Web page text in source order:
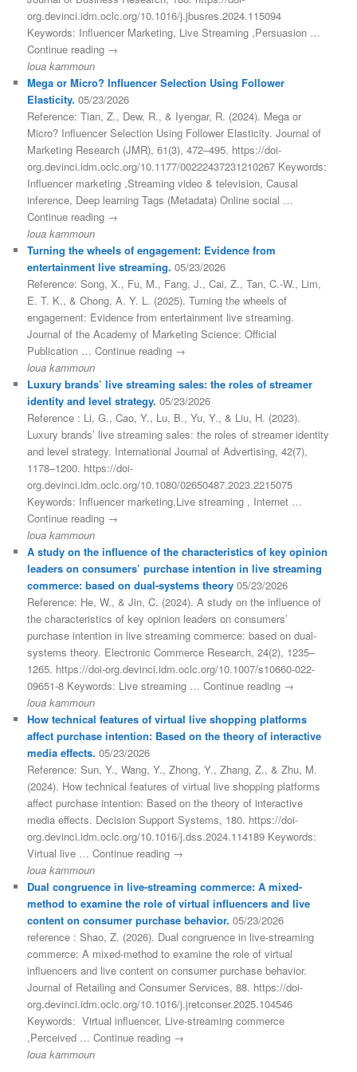
org.devinci.idm.oclc.org/10.1016/j.jbusres.2024.115094
Keywords: Influencer Marketing, Live Streaming ,Persuasion …
Continue reading →
loua kammoun
Mega or Micro? Influencer Selection Using Follower
Elasticity. 05/23/2026
Reference: Tian, Z., Dew, R., & Iyengar, R. (2024). Mega or
Micro? Influencer Selection Using Follower Elasticity. Journal of
Marketing Research (JMR), 61(3), 472–495. https://doi-
org.devinci.idm.oclc.org/10.1177/00222437231210267 Keywords:
Influencer marketing ,Streaming video & television, Causal
inference, Deep learning Tags (Metadata) Online social …
Continue reading →
loua kammoun
Turning the wheels of engagement: Evidence from
entertainment live streaming. 05/23/2026
Reference: Song, X., Fu, M., Fang, J., Cai, Z., Tan, C.-W., Lim,
E. T. K., & Chong, A. Y. L. (2025). Turning the wheels of
engagement: Evidence from entertainment live streaming.
Journal of the Academy of Marketing Science: Official
Publication … Continue reading →
loua kammoun
Luxury brands’ live streaming sales: the roles of streamer
identity and level strategy. 05/23/2026
Reference : Li, G., Cao, Y., Lu, B., Yu, Y., & Liu, H. (2023).
Luxury brands’ live streaming sales: the roles of streamer identity
and level strategy. International Journal of Advertising, 42(7),
1178–1200. https://doi-
org.devinci.idm.oclc.org/10.1080/02650487.2023.2215075
Keywords: Influencer marketing,Live streaming , Internet …
Continue reading →
loua kammoun
A study on the influence of the characteristics of key opinion
leaders on consumers’ purchase intention in live streaming
commerce: based on dual-systems theory 05/23/2026
Reference: He, W., & Jin, C. (2024). A study on the influence of
the characteristics of key opinion leaders on consumers’
purchase intention in live streaming commerce: based on dual-
systems theory. Electronic Commerce Research, 24(2), 1235–
1265. https://doi-org.devinci.idm.oclc.org/10.1007/s10660-022-
09651-8 Keywords: Live streaming … Continue reading →
loua kammoun
How technical features of virtual live shopping platforms
affect purchase intention: Based on the theory of interactive
media effects. 05/23/2026
Reference: Sun, Y., Wang, Y., Zhong, Y., Zhang, Z., & Zhu, M.
(2024). How technical features of virtual live shopping platforms
affect purchase intention: Based on the theory of interactive
media effects. Decision Support Systems, 180. https://doi-
org.devinci.idm.oclc.org/10.1016/j.dss.2024.114189 Keywords:
Virtual live … Continue reading →
loua kammoun
Dual congruence in live-streaming commerce: A mixed-
method to examine the role of virtual influencers and live
content on consumer purchase behavior. 05/23/2026
reference : Shao, Z. (2026). Dual congruence in live-streaming
commerce: A mixed-method to examine the role of virtual
influencers and live content on consumer purchase behavior.
Journal of Retailing and Consumer Services, 88. https://doi-
org.devinci.idm.oclc.org/10.1016/j.jretconser.2025.104546
Keywords: Virtual influencer, Live-streaming commerce
,Perceived … Continue reading →
loua kammoun